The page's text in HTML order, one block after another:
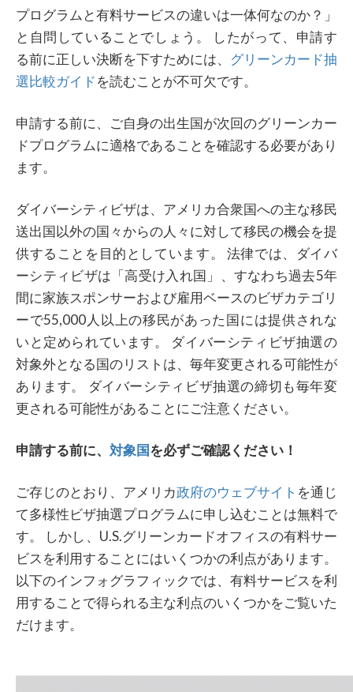
プログラムと有料サービスの違いは一体何なのか？」
と自問していることでしょう。 したがって、申請す
る前に正しい決断を下すためには、 グリーンカード抽
選比較ガイドを読むことが不可欠です。
申請する前に、ご自身の出生国が次回のグリーンカー
ドプログラムに適格であることを確認する必要があり
ます。
ダイバーシティビザは、アメリカ合衆国への主な移民
送出国以外の国々からの人々に対して移民の機会を提
供することを目的としています。 法律では、ダイバ
ーシティビザは「高受け入れ国」、すなわち過去5年
間に家族スポンサーおよび雇用ベースのビザカテゴリ
ーで55,000人以上の移民があった国には提供されな
いと定められています。 ダイバーシティビザ抽選の
対象外となる国のリストは、毎年変更される可能性が
あります。 ダイバーシティビザ抽選の締切も毎年変
更される可能性があることにご注意ください。
申請する前に、 対象国を必ずご確認ください！
ご存じのとおり、アメリカ政府のウェブサイト を通じ
て多様性ビザ抽選プログラムに申し込むことは無料で
す。 しかし、U.S.グリーンカードオフィスの有料サー
ビスを利用することにはいくつかの利点があります。
以下のインフォグラフィックでは、有料サービスを利
用することで得られる主な利点のいくつかをご覧いた
だけます。